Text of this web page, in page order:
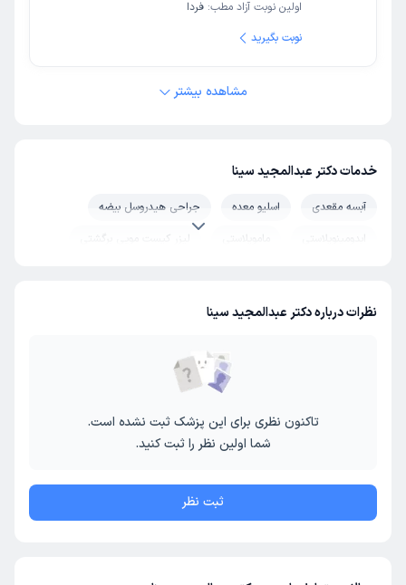
اولین نوبت آزاد مطب: فردا
نوبت بگیرید
مشاهده بیشتر
خدمات دکتر عبدالمجید سینا
آبسه مقعدی اسلیو معده
جراحی هیدروسل بیضه
ابدومینوپلاستی
ماموپلاستی
لیزر کیست مویی برگشتی
درمان سنگ کلیه
کاشت ابرو
نظرات درباره دکتر عبدالمجید سینا
تاکنون نظری برای این پزشک ثبت نشده است.
شما اولین نظر را ثبت کنید.
ثبت نظر